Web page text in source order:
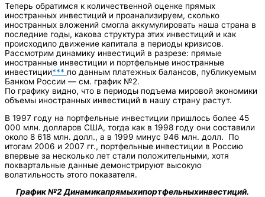
Теперь обратимся к количественной оценке прямых
иностранных инвестиций и проанализируем, сколько
иностранных вложений смогла аккумулировать наша страна в
последние годы, какова структура этих инвестиций и как
происходило движение капитала в периоды кризисов.
Рассмотрим динамику инвестиций в разрезе: прямые
иностранные инвестиции и портфельные иностранные
инвестиции*** по данным платежных балансов, публикуемым
Банком России — см. график №2.
По графику видно, что в периоды подъема мировой экономики
объемы иностранных инвестиций в нашу страну растут.
В 1997 году на портфельные инвестиции пришлось более 45
000 млн. долларов США, тогда как в 1998 году они составили
около 8 618 млн. долл., а в 1999 минус 946 млн. долл. По
итогам 2006 и 2007 гг., портфельные инвестиции в Россию
впервые за несколько лет стали положительными, хотя
поквартальные данные демонстрируют высокую
волатильность этого показателя.
График№2Динамикапрямыхипортфельныхинвестиций.